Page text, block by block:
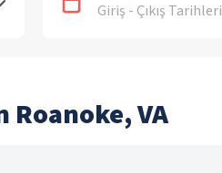
Giriş - Çıkış Tarihleri
Roanoke, VA